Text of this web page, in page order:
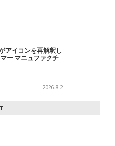
アイコンを再解釈し
ー マニュファクチ
2026.8.2